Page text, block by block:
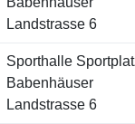
Landstrasse 6
Sporthalle
Babenhäuser
Landstrasse 6